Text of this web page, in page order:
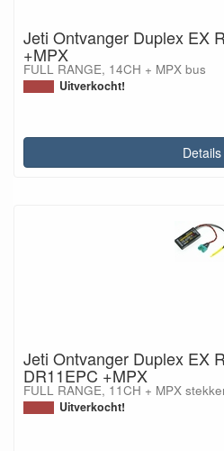
Jeti Ontvanger Duplex EX
+MPX
FULL RANGE, 14CH + MPX bus
Uitverkocht!
Details
Jeti Ontvanger Duplex EX
DR11EPC +MPX
FULL RANGE, 11CH + MPX
Uitverkocht!